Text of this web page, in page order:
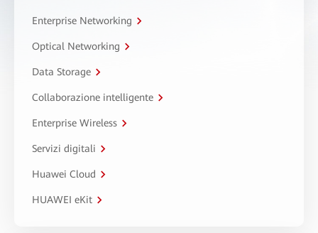
Enterprise Networking
Optical Networking
Data Storage
Collaborazione intelligente
Enterprise Wireless
Servizi digitali
Huawei Cloud
HUAWEI eKit